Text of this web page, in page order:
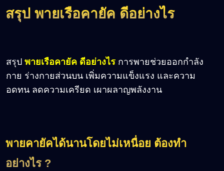
สรุป พายเรือคายัค ดีอย่างไร
สรุป พายเรือคายัค ดีอย่างไร การพายช่วยออกกำลัง
กาย ร่างกายส่วนบน เพิ่มความแข็งแรง และความ
อดทน ลดความเครียด เผาผลาญพลังงาน
พายคายัคได้นานโดยไม่เหนื่อย ต้องทำ
อย่างไร ?